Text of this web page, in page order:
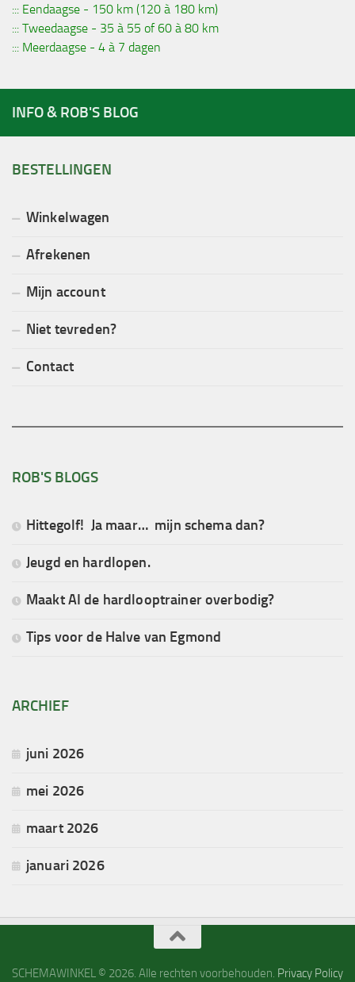
::: Eendaagse - 150 km (120 à 180 km)
::: Tweedaagse - 35 à 55 of 60 à 80 km
::: Meerdaagse - 4 à 7 dagen
INFO & ROB'S BLOG
BESTELLINGEN
Winkelwagen
Afrekenen
Mijn account
Niet tevreden?
Contact
ROB'S BLOGS
Hittegolf! Ja maar… mijn schema dan?
Jeugd en hardlopen.
Maakt AI de hardlooptrainer overbodig?
Tips voor de Halve van Egmond
ARCHIEF
juni 2026
mei 2026
maart 2026
januari 2026
SCHEMAWINKEL © 2026. Alle rechten voorbehouden. Privacy Policy